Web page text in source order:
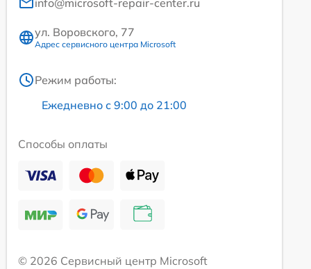
info@microsoft-repair-center.ru
ул. Воровского, 77
Адрес сервисного центра Microsoft
Режим работы:
Ежедневно с 9:00 до 21:00
Способы оплаты
© 2026 Сервисный центр Microsoft